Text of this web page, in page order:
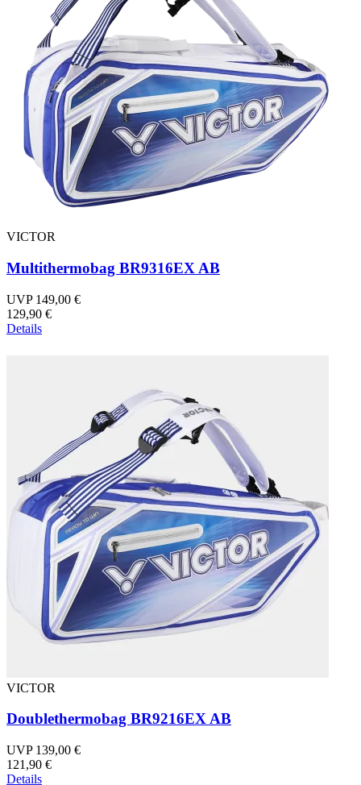
VICTOR
Multithermobag BR9316EX AB
UVP 149,00 €
129,90 €
Details
VICTOR
Doublethermobag BR9216EX AB
UVP 139,00 €
121,90 €
Details